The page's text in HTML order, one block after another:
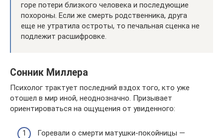
горе потери близкого человека и последующие
похороны. Если же смерть родственника, друга
еще не утратила остроты, то печальная сценка не
подлежит расшифровке.
Сонник Миллера
Психолог трактует последний вздох того, кто уже
отошел в мир иной, неоднозначно. Призывает
ориентироваться на ощущения от увиденного:
Горевали о смерти матушки-покойницы —